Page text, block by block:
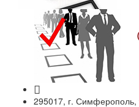
295017, г. Симферополь,